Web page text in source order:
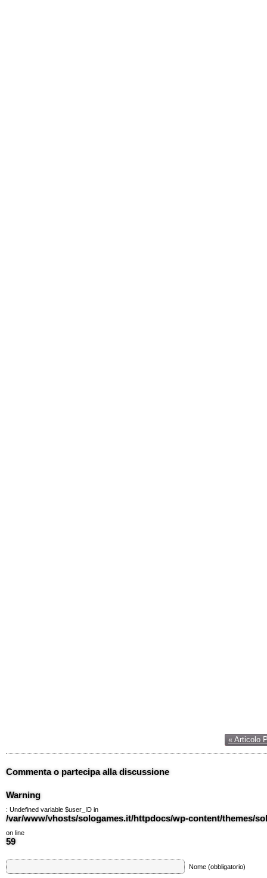
« Articolo
Commenta o partecipa alla discussione
Warning
: Undefined variable $user_ID in
/var/www/vhosts/sologames.it/httpdocs/wp-content/themes/
on line
59
Nome (obbligatorio)